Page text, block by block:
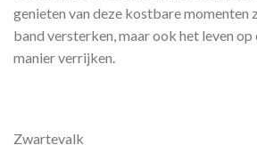
genieten van deze kostbare momenten
band versterken, maar ook het leven
manier verrijken.
Zwartevalk